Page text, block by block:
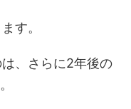
す。
は、さらに2年後の